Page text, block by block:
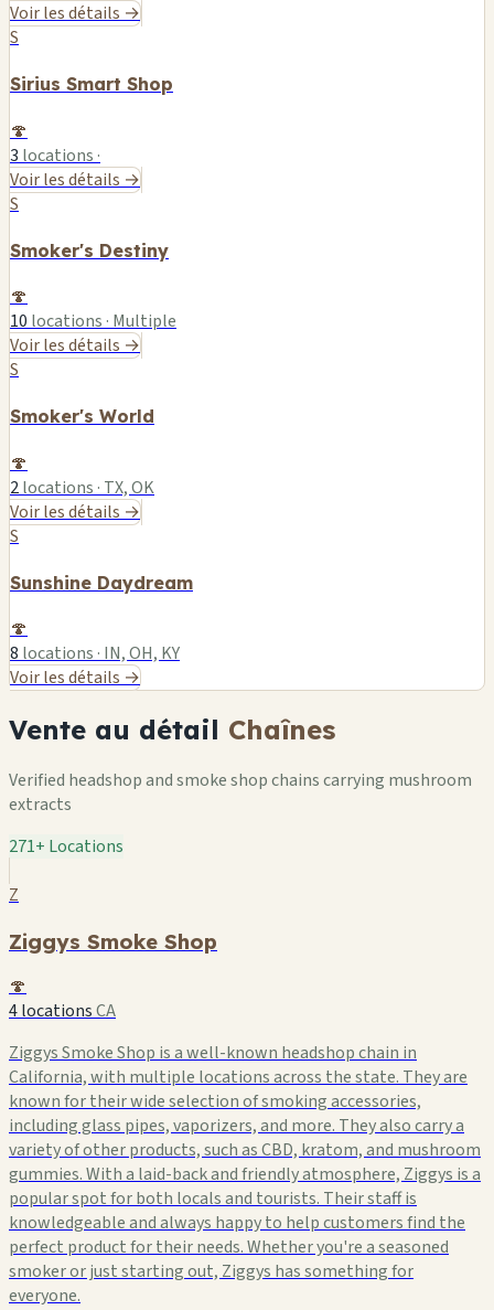
Voir les détails →
S
Sirius Smart Shop
🍄
3 locations ·
Voir les détails →
S
Smoker's Destiny
🍄
10 locations · Multiple
Voir les détails →
S
Smoker's World
🍄
2locations · TX, OK
Voir les détails →
S
Sunshine Daydream
🍄
8 locations · IN, OH, KY
Voir les détails →
Vente au détail Chaînes
Verified headshop and smoke shop chains carrying mushroom
extracts
271+ Locations
Z
Ziggys Smoke Shop
🍄
4 locationsCA
Ziggys Smoke Shop is a well-known headshop chain in
California, with multiple locations across the state. They are
known for their wide selection of smoking accessories,
including glass pipes, vaporizers, and more. They also carry a
variety of other products, such as CBD, kratom, and mushroom
gummies. With a laid-back and friendly atmosphere, Ziggys is a
popular spot for both locals and tourists. Their staff is
knowledgeable and always happy to help customers find the
perfect product for their needs. Whether you're a seasoned
smoker or just starting out, Ziggys has something for
everyone.